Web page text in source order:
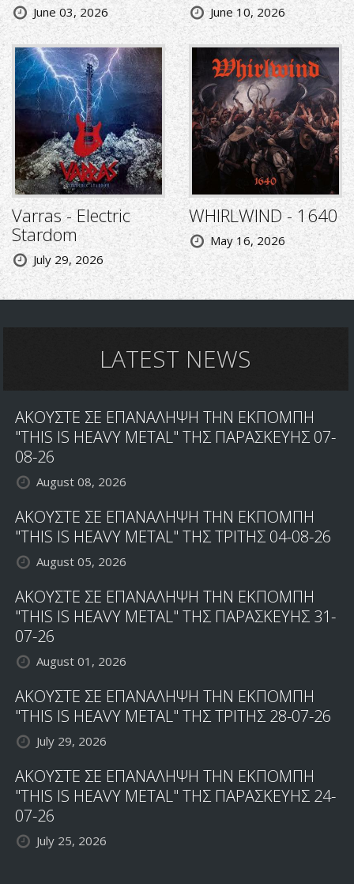
June 03, 2026 June 10, 2026
Varras - Electric
Stardom
July 29, 2026
WHIRLWIND - 1640
May 16, 2026
LATEST NEWS
ΑΚΟΥΣΤΕ ΣΕ ΕΠΑΝΑΛΗΨΗ ΤΗΝ ΕΚΠΟΜΠΗ
"THIS IS HEAVY METAL" ΤΗΣ ΠΑΡΑΣΚΕΥΗΣ 07-
08-26
August 08, 2026
ΑΚΟΥΣΤΕ ΣΕ ΕΠΑΝΑΛΗΨΗ ΤΗΝ ΕΚΠΟΜΠΗ
"THIS IS HEAVY METAL" ΤΗΣ ΤΡΙΤΗΣ 04-08-26
August 05, 2026
ΑΚΟΥΣΤΕ ΣΕ ΕΠΑΝΑΛΗΨΗ ΤΗΝ ΕΚΠΟΜΠΗ
"THIS IS HEAVY METAL" ΤΗΣ ΠΑΡΑΣΚΕΥΗΣ 31-
07-26
August 01, 2026
ΑΚΟΥΣΤΕ ΣΕ ΕΠΑΝΑΛΗΨΗ ΤΗΝ ΕΚΠΟΜΠΗ
"THIS IS HEAVY METAL" ΤΗΣ ΤΡΙΤΗΣ 28-07-26
July 29, 2026
ΑΚΟΥΣΤΕ ΣΕ ΕΠΑΝΑΛΗΨΗ ΤΗΝ ΕΚΠΟΜΠΗ
"THIS IS HEAVY METAL" ΤΗΣ ΠΑΡΑΣΚΕΥΗΣ 24-
07-26
July 25, 2026